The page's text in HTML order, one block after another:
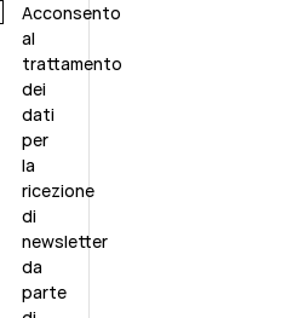
Acconsento
al
trattamento
dei
dati
per
la
ricezione
di
newsletter
da
parte